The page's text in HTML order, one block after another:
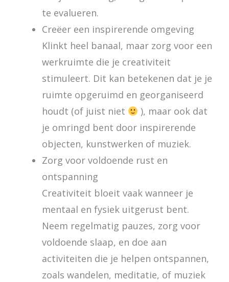
te evalueren.
Creëer een inspirerende omgeving
Klinkt heel banaal, maar zorg voor een
werkruimte die je creativiteit
stimuleert. Dit kan betekenen dat je je
ruimte opgeruimd en georganiseerd
houdt (of juist niet
), maar ook dat
je omringd bent door inspirerende
objecten, kunstwerken of muziek.
Zorg voor voldoende rust en
ontspanning
Creativiteit bloeit vaak wanneer je
mentaal en fysiek uitgerust bent.
Neem regelmatig pauzes, zorg voor
voldoende slaap, en doe aan
activiteiten die je helpen ontspannen,
zoals wandelen, meditatie, of muziek